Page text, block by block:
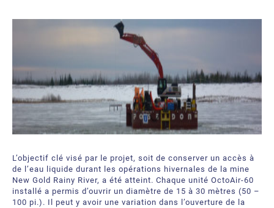
L’objectif clé visé par le projet, soit de conserver un accès à
de l’eau liquide durant les opérations hivernales de la mine
New Gold Rainy River, a été atteint. Chaque unité OctoAir-60
installé a permis d’ouvrir un diamètre de 15 à 30 mètres (50 –
100 pi.). Il peut y avoir une variation dans l’ouverture de la